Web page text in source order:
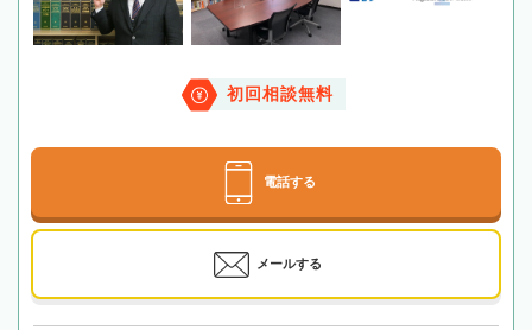
初回相談無料
電話する
メールする